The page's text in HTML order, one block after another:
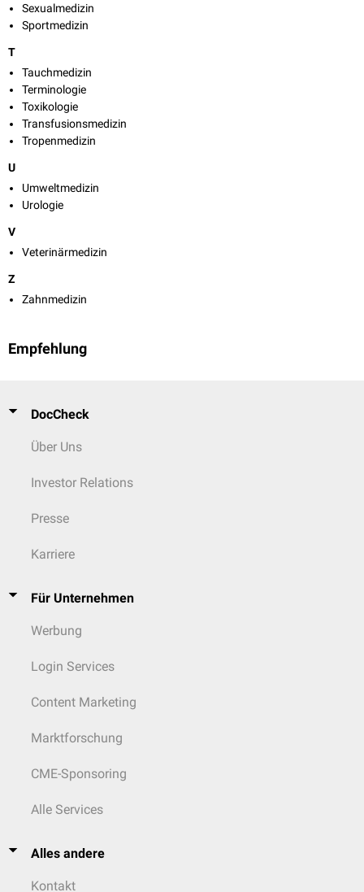
Sexualmedizin
Sportmedizin
T
Tauchmedizin
Terminologie
Toxikologie
Transfusionsmedizin
Tropenmedizin
U
Umweltmedizin
Urologie
V
Veterinärmedizin
Z
Zahnmedizin
Empfehlung
DocCheck
Über Uns
Investor Relations
Presse
Karriere
Für Unternehmen
Werbung
Login Services
Content Marketing
Marktforschung
CME-Sponsoring
Alle Services
Alles andere
Kontakt